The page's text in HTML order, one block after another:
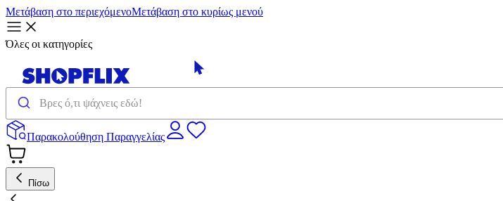
Μετάβαση στο περιεχόμενοΜετάβαση στο κυρίως μενού
Όλες οι κατηγορίες
Παρακολούθηση Παραγγελίας
Πίσω